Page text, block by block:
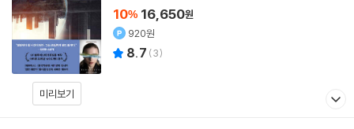
미리보기
10% 16,650원
920원
8.7 (3)